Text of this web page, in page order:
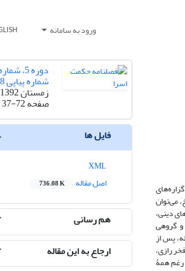
ورود به سامانه
می‌توان
دینی،
گروهی
پس از
رازی،
رغم همۀ
شماره پیاپی 18
زمستان 1392
صفحه37-72
فایل ها
اصل مقاله
736.08 K
هم رسانی
ارجاع به این مقاله